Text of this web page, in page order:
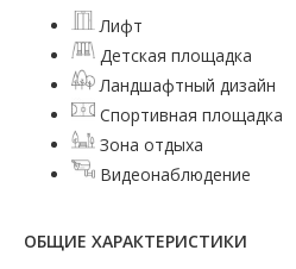
Лифт
Детская площадка
Ландшафтный дизайн
Спортивная площадка
Зона отдыха
Видеонаблюдение
ОБЩИЕ ХАРАКТЕРИСТИКИ